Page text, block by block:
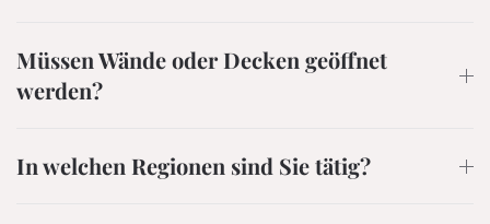
Müssen Wände oder Decken geöffnet
werden?
In welchen Regionen sind Sie tätig?